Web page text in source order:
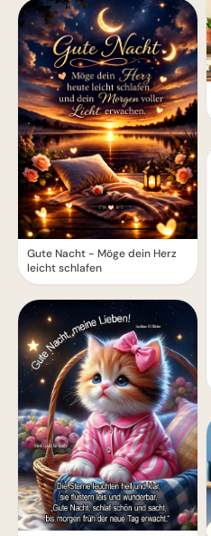
Gute Nacht - Möge dein Herz
leicht schlafen